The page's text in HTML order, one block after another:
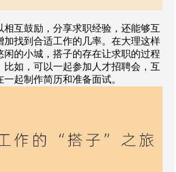
相互鼓励，分享求职经验，还能够互
加找到合适工作的几率。在大理这样
闲的小城，搭子的存在让求职的过程
比如，可以一起参加人才招聘会，互
起制作简历和准备面试。